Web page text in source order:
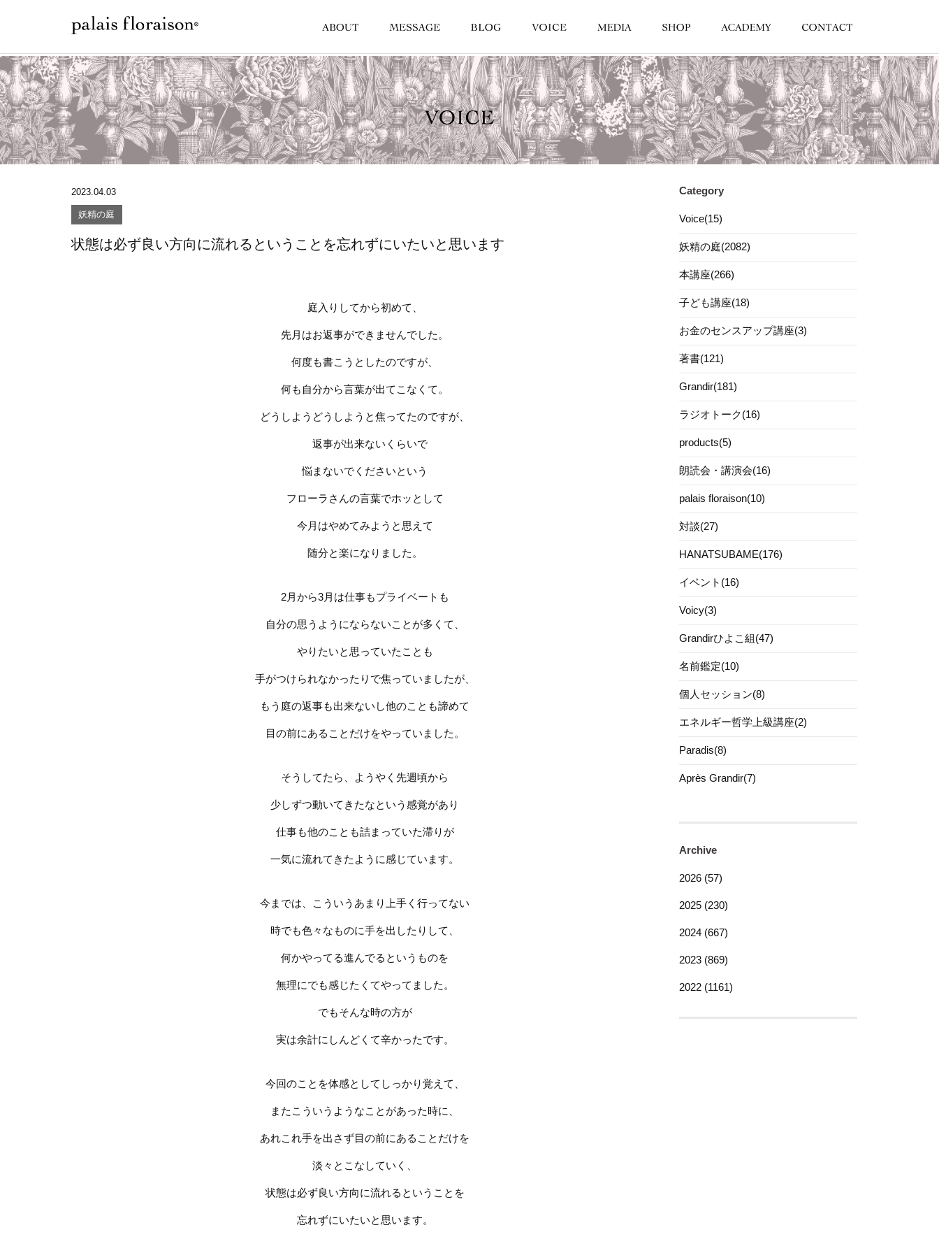
2023.04.03
妖精の庭
状態は必ず良い方向に流れるということを忘れずにいたいと思います
庭入りしてから初めて、
先月はお返事ができませんでした。
何度も書こうとしたのですが、
何も自分から言葉が出てこなくて。
どうしようどうしようと焦ってたのですが、
返事が出来ないくらいで
悩まないでくださいという
フローラさんの言葉でホッとして
今月はやめてみようと思えて
随分と楽になりました。
2月から3月は仕事もプライベートも
自分の思うようにならないことが多くて、
やりたいと思っていたことも
手がつけられなかったりで焦っていましたが、
もう庭の返事も出来ないし他のことも諦めて
目の前にあることだけをやっていました。
そうしてたら、ようやく先週頃から
少しずつ動いてきたなという感覚があり
仕事も他のことも詰まっていた滞りが
一気に流れてきたように感じています。
今までは、こういうあまり上手く行ってない
時でも色々なものに手を出したりして、
何かやってる進んでるというものを
無理にでも感じたくてやってました。
でもそんな時の方が
実は余計にしんどくて辛かったです。
今回のことを体感としてしっかり覚えて、
またこういうようなことがあった時に、
あれこれ手を出さず目の前にあることだけを
淡々とこなしていく、
状態は必ず良い方向に流れるということを
忘れずにいたいと思います。
Category
Voice(15)
妖精の庭(2082)
本講座(266)
子ども講座(18)
お金のセンスアップ講座(3)
著書(121)
Grandir(181)
ラジオトーク(16)
products(5)
朗読会・講演会(16)
palais floraison(10)
対談(27)
HANATSUBAME(176)
イベント(16)
Voicy(3)
Grandirひよこ組(47)
名前鑑定(10)
個人セッション(8)
エネルギー哲学上級講座(2)
Paradis(8)
Après Grandir(7)
Archive
2026 (57)
2025 (230)
2024 (667)
2023 (869)
2022 (1161)